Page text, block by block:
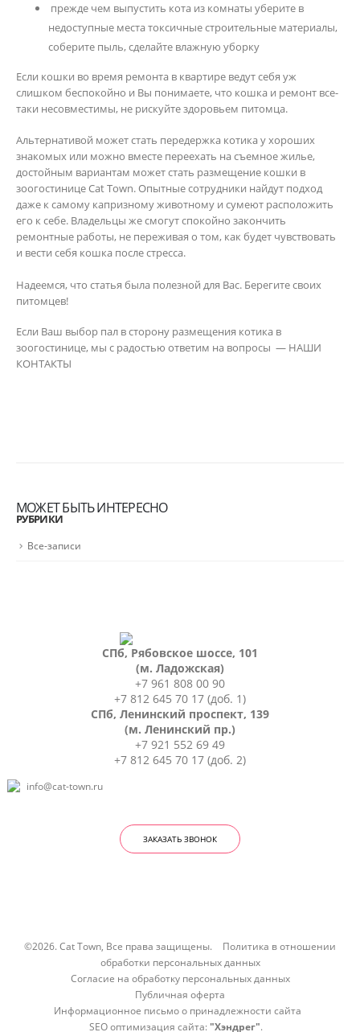
прежде чем выпустить кота из комнаты уберите в
недоступные места токсичные строительные материалы,
соберите пыль, сделайте влажную уборку
Если кошки во время ремонта в квартире ведут себя уж
слишком беспокойно и Вы понимаете, что кошка и ремонт все-
таки несовместимы, не рискуйте здоровьем питомца.
Альтернативой может стать передержка котика у хороших
знакомых или можно вместе переехать на съемное жилье,
достойным вариантам может стать размещение кошки в
зоогостинице Cat Town. Опытные сотрудники найдут подход
даже к самому капризному животному и сумеют расположить
его к себе. Владельцы же смогут спокойно закончить
ремонтные работы, не переживая о том, как будет чувствовать
и вести себя кошка после стресса.
Надеемся, что статья была полезной для Вас. Берегите своих
питомцев!
Если Ваш выбор пал в сторону размещения котика в
зоогостинице, мы с радостью ответим на вопросы — НАШИ
КОНТАКТЫ
МОЖЕТ БЫТЬ ИНТЕРЕСНО
РУБРИКИ
Все-записи
СПб, Рябовское шоссе, 101
(м. Ладожская)
+7 961 808 00 90
+7 812 645 70 17 (доб. 1)
СПб, Ленинский проспект, 139
(м. Ленинский пр.)
+7 921 552 69 49
+7 812 645 70 17 (доб. 2)
info@cat-town.ru
ЗАКАЗАТЬ ЗВОНОК
©2026. Cat Town, Все права защищены.
Политика в отношении
обработки персональных данных
Согласие на обработку персональных данных
Публичная оферта
Информационное письмо о принадлежности сайта
SEO оптимизация сайта:"Хэндрег".